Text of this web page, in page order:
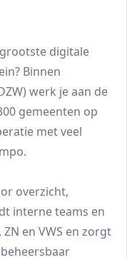
digitale
Binnen
werk je aan de
gemeenten op
met veel
overzicht,
interne teams en
en VWS en zorgt